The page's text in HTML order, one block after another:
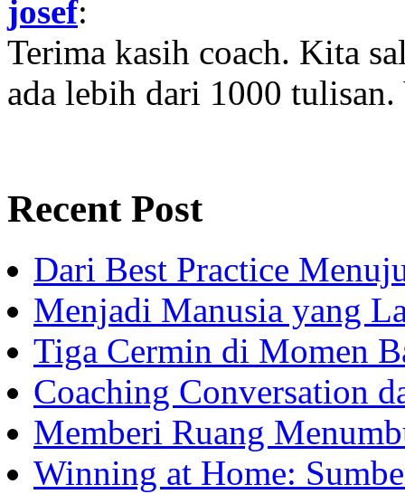
josef:
Terima kasih coach. Kita
ada lebih dari 1000 tulisan.
Recent Post
Dari Best Practice
Menjadi Manusia yang
Tiga Cermin di Momen
Coaching Conversation
Memberi Ruang
Winning at Home: